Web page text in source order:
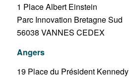
1 Place Albert Einstein
Parc Innovation Bretagne Sud
56038 VANNES CEDEX
Angers
19 Place du Président Kennedy